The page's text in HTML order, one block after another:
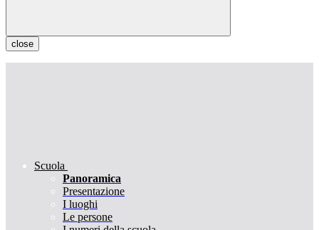
close
Scuola
Panoramica
Presentazione
I luoghi
Le persone